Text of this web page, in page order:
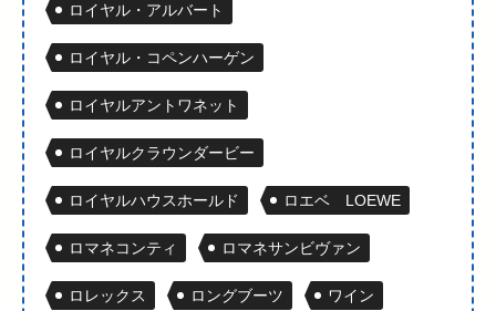
ロイヤル・アルバート
ロイヤル・コペンハーゲン
ロイヤルアントワネット
ロイヤルクラウンダービー
ロイヤルハウスホールド ロエベ LOEWE
ロマネコンティ ロマネサンビヴァン
ロレックス ロングブーツ ワイン